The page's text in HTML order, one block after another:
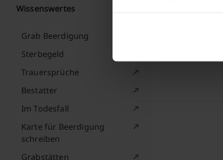
Wissenswertes
Grab Beerdigung
Sterbegeld
Trauersprüche
Bestatter
Im Todesfall
Karte für Beerdigung
schreiben
Grabstätten